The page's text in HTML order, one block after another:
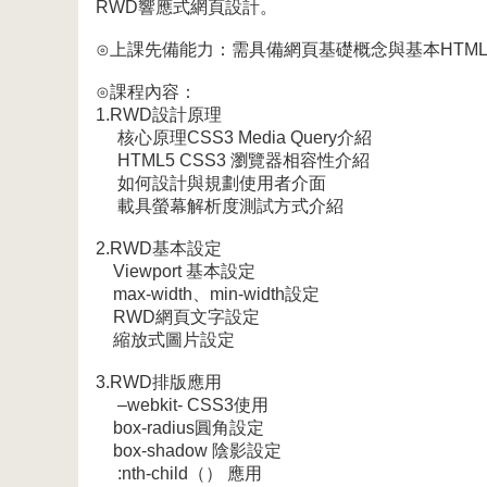
RWD響應式網頁設計。
⊙上課先備能力：需具備網頁基礎概念與基本
⊙課程內容：
1.RWD設計原理
核心原理CSS3 Media Query介紹
HTML5 CSS3 瀏覽器相容性介紹
如何設計與規劃使用者介面
載具螢幕解析度測試方式介紹
2.RWD基本設定
Viewport 基本設定
max-width、min-width設定
RWD網頁文字設定
縮放式圖片設定
3.RWD排版應用
–webkit- CSS3使用
box-radius圓角設定
box-shadow 陰影設定
:nth-child（） 應用